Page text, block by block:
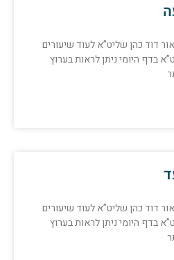
דוד כהן שליט”א לעוד שיעורים
בדף היומי ניתן לראות בערוץ
דוד כהן שליט”א לעוד שיעורים
בדף היומי ניתן לראות בערוץ